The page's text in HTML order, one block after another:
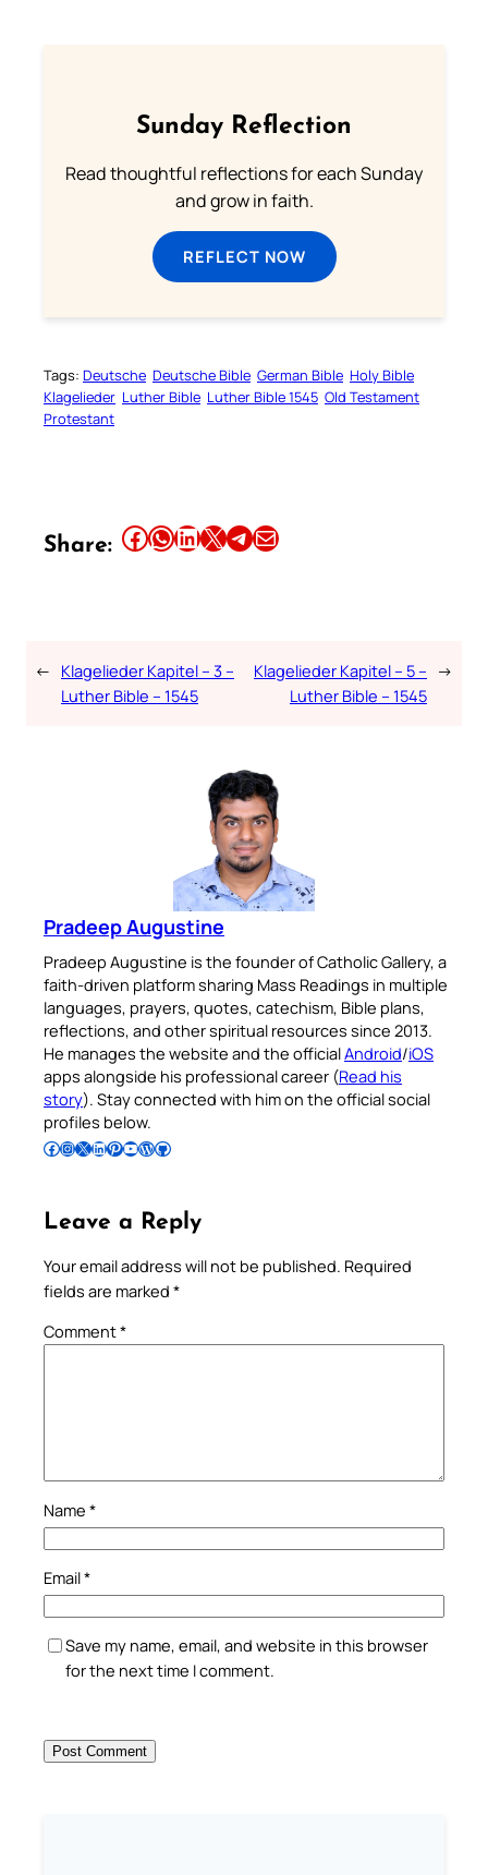
Sunday Reflection
Read thoughtful reflections for each Sunday
and grow in faith.
REFLECT NOW
Tags: Deutsche Deutsche Bible German Bible Holy Bible
Klagelieder Luther Bible Luther Bible 1545 Old Testament
Protestant
Share: Share this article on Facebook Share this article on WhatsApp Share this article on LinkedIn Share this article on X Share this article on TelegramEmail this Article
← Klagelieder Kapitel – 3 –
Luther Bible – 1545
Klagelieder Kapitel – 5 –
Luther Bible – 1545
→
Pradeep Augustine
Pradeep Augustine is the founder of Catholic Gallery, a
faith-driven platform sharing Mass Readings in multiple
languages, prayers, quotes, catechism, Bible plans,
reflections, and other spiritual resources since 2013.
He manages the website and the officialAndroid/iOS
apps alongside his professional career (Read his
story). Stay connected with him on the official social
profiles below.
Follow Pradeep on Facebook Follow Pradeep on InstagramFollow Pradeep on X Follow Pradeep on LinkedIn Follow Pradeep on Pinterest Subscribe to Pradeep’s Youtube Channel Follow Pradeep on WordPress Follow Pradeep on GitHub
Leave a Reply
Your email address will not be published. Required
fields are marked *
Comment*
Name *
Email*
Save my name, email, and website in this browser
for the next time I comment.